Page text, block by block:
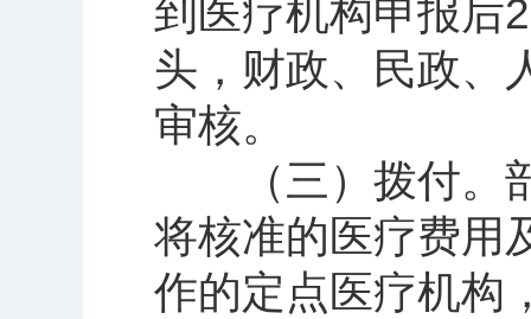
到医疗机构申报后
头，财政、民政、
审核。
（三）拨付。部
将核准的医疗费用
作的定点医疗机构